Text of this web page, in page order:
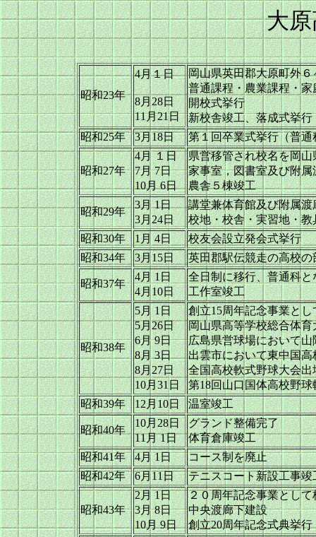
大
閉校記念誌（平成
昭和23年
4月１日
8月28日
11月21日
岡山県英田郡大原町外
普通課程・農業課程・
開校式挙行
新校舎竣工、落成式挙行
昭和25年
3月18日 第１回卒業式挙行（普通
昭和27年
4月 １日
7月 7日
10月 6日
県営移管され校名を岡
家事室，図書室及び附属
農舎５棟竣工
昭和29年
3月 1日
3月24日
講堂兼体育館及び附属渡
校地・校舎・実習地・
昭和30年
1月 4日
校友会設立発会式挙行
昭和34年
3月15日 英田郡駅伝競走の高校の
昭和37年
4月 1日
4月10日
全日制に移行、普通科
工作室竣工
昭和38年
5月 1日
5月26日
6月 9日
8月 3日
8月27日
10月31日
創立15周年記念事業と
岡山県高等学校総合体
広島県営球場において
出雲市において東中国
全国高校軟式野球大会出
第18回山口国体高校野
昭和39年
12月10日 温室竣工
昭和40年
10月28日
11月 1日
グランド整備完了
体育倉庫竣工
昭和41年
4月 1日
コース制を廃止
昭和42年
6月11日 テニスコート新設工事竣
昭和43年
2月 1日
3月 8日
10月 9日
２０周年記念事業とし
中央渡廊下建設
創立20周年記念式典挙行